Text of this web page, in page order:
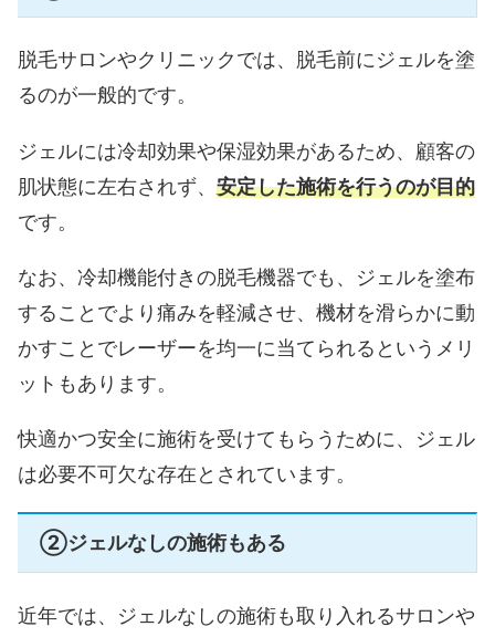
脱毛サロンやクリニックでは、脱毛前にジェルを塗
るのが一般的です。
ジェルには冷却効果や保湿効果があるため、顧客の
肌状態に左右されず、 安定した施術を行うのが目的
です。
なお、冷却機能付きの脱毛機器でも、ジェルを塗布
することでより痛みを軽減させ、機材を滑らかに動
かすことでレーザーを均一に当てられるというメリ
ットもあります。
快適かつ安全に施術を受けてもらうために、ジェル
は必要不可欠な存在とされています。
②ジェルなしの施術もある
近年では、ジェルなしの施術も取り入れるサロンや